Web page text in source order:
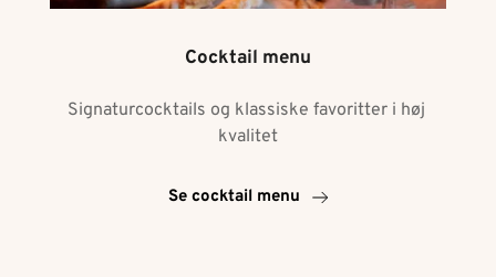
Cocktail menu
Signaturcocktails og klassiske favoritter i høj
kvalitet
Se cocktail menu